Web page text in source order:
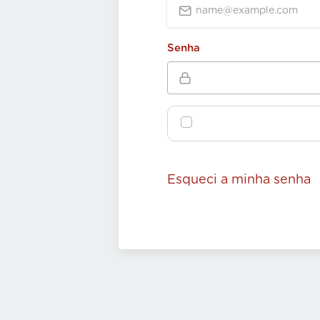
Senha
Esqueci a minha senha